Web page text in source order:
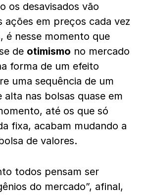
os desavisados vão
ações em preços cada vez
é nesse momento que
de otimismo no mercado
forma de um efeito
uma sequência de um
alta nas bolsas quase em
até os que só
fixa, acabam mudando a
de valores.
todos pensam ser
do mercado”, afinal,